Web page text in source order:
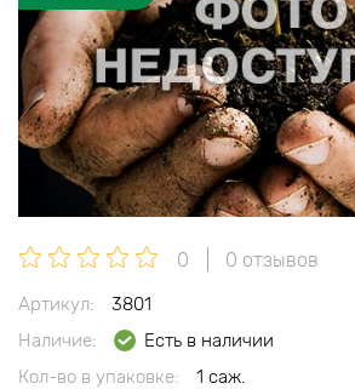
0 0 отзывов
Артикул:
3801
Наличие:
Есть в наличии
Кол-во в упаковке:
1 саж.